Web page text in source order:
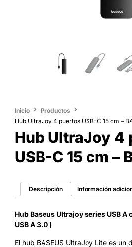
Inicio
Productos
Hub UltraJoy 4 puertos USB-C 15 cm –
Hub UltraJoy 4
USB-C 15 cm –
Descripción Información
Hub Baseus Ultrajoy series USB A
USB A 3.0 )
El hub BASEUS UltraJoy Lite es un